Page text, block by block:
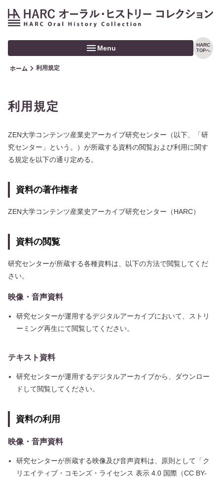
Menu HARC
TOPへ
インタビュアー
CONTACT
利用規定
ホーム 利用規定
利用規定
ZEN大学コンテンツ産業史アーカイブ研究センター（以下、「研
究センター」という。）が所蔵する資料の閲覧および利用に関す
る規定を以下の通り定める。
資料の著作権者
ZEN大学コンテンツ産業史アーカイブ研究センター（HARC）
資料の閲覧
研究センターが所蔵する各種資料は、以下の方法で閲覧してくだ
さい。
映像・音声資料
研究センターが運用するデジタルアーカイブにおいて、ストリ
ーミング再生にて閲覧してください。
テキスト資料
研究センターが運用するデジタルアーカイブから、ダウンロー
ドして閲覧してください。
資料の利用
映像・音声資料
研究センターが所蔵する映像及び音声資料は、原則として「ク
リエイティブ・コモンズ・ライセンス 表示 4.0 国際（CC BY-